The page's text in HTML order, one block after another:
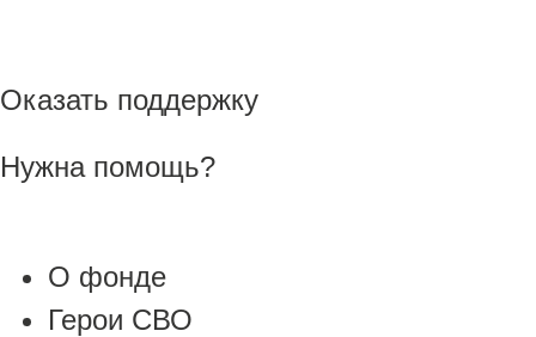
Оказать поддержку
Нужна помощь?
О фонде
Герои СВО